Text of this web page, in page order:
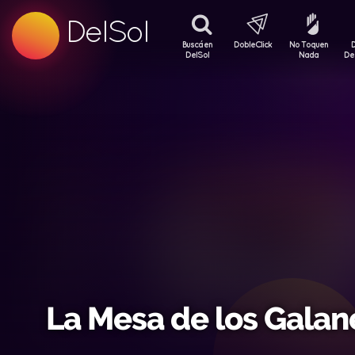
DelSol
Buscá en
DelSol
DobleClick
No Toquen
Nada
La Mesa de los